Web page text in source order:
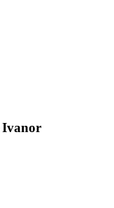
Ivanor